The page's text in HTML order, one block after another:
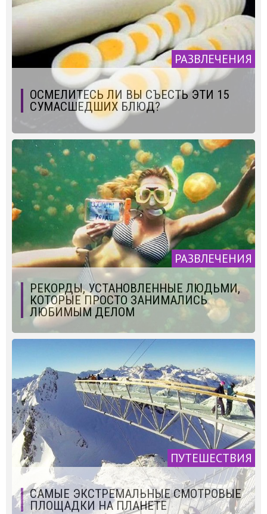
РАЗВЛЕЧЕНИЯ
ОСМЕЛИТЕСЬ ЛИ ВЫ СЪЕСТЬ ЭТИ 15
СУМАСШЕДШИХ БЛЮД?
РАЗВЛЕЧЕНИЯ
РЕКОРДЫ, УСТАНОВЛЕННЫЕ ЛЮДЬМИ,
КОТОРЫЕ ПРОСТО ЗАНИМАЛИСЬ
ЛЮБИМЫМ ДЕЛОМ
ПУТЕШЕСТВИЯ
САМЫЕ ЭКСТРЕМАЛЬНЫЕ СМОТРОВЫЕ
ПЛОЩАДКИ НА ПЛАНЕТЕ